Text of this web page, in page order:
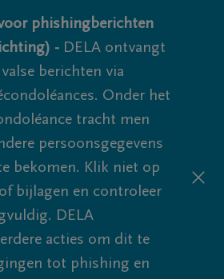
phishingberichten
- DELA ontvangt
berichten via
Onder het
tracht men
persoonsgegevens
bekomen. Klik niet op
bijlagen en controleer
DELA
acties om dit te
tot phishing en